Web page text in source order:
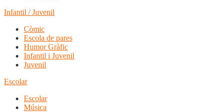
Infantil / Juvenil
Còmic
Escola de pares
Humor Gràfic
Infantil i Juvenil
Juvenil
Escolar
Escolar
Música